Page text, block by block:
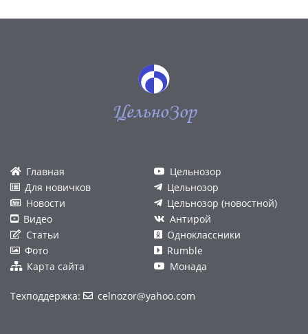
ЦельноЗор
Главная
Для новичков
Новости
Видео
Статьи
Фото
Карта сайта
Цельнозор
Цельнозор
Цельнозор (новостной)
Антирой
Одноклассники
Rumble
Монада
Техподдержка: celnozor@yahoo.com